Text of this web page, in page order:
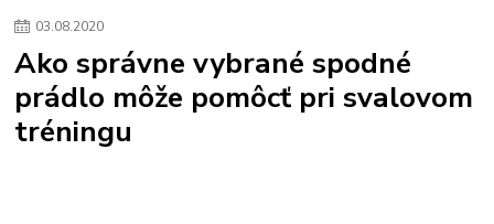
03.08.2020
Ako správne vybrané spodné
prádlo môže pomôcť pri svalovom
tréningu